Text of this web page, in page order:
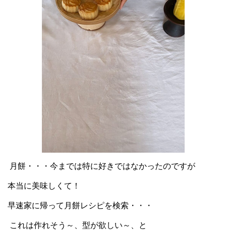
月餅・・・今までは特に好きではなかったのですが
本当に美味しくて！
早速家に帰って月餅レシピを検索・・・
これは作れそう～、型が欲しい～、と